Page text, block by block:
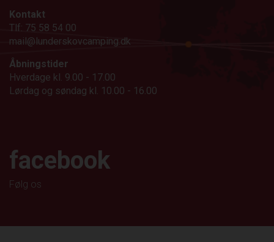
Kontakt
Tlf: 75 58 54 00
mail@lunderskovcamping.dk
Åbningstider
Hverdage kl. 9.00 - 17.00
Lørdag og søndag kl. 10.00 - 16.00
facebook
Følg os